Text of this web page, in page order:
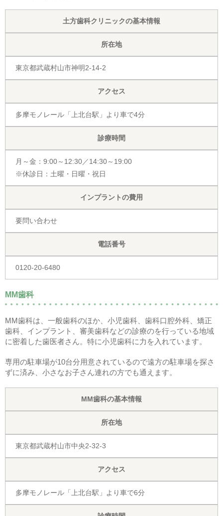
土方歯科クリニックの基本情報
所在地
東京都武蔵村山市神明2-14-2
アクセス
多摩モノレール「上北台駅」より車で4分
診療時間
月～金：9:00～12:30／14:30～19:00
※休診日：土曜・日曜・祝日
インプラントの費用
要問い合わせ
電話番号
0120-20-6480
MM歯科
MM歯科は、一般歯科のほか、小児歯科、歯科口腔外科、矯正
歯科、インプラント、審美歯科などの診療のを行っている地域
に密着した歯医者さん。特に小児歯科に力を入れています。
専用の駐車場が10台分用意されているので遠方の駐車場を探さ
ずに済み、小さなお子さん連れの方でも通えます。
MM歯科の基本情報
所在地
東京都武蔵村山市中央2-32-3
アクセス
多摩モノレール「上北台駅」より車で6分